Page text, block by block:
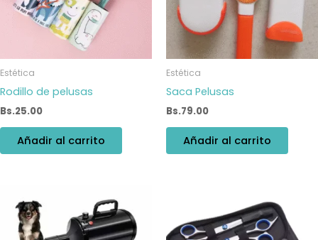
Estética
Rodillo de pelusas
Bs.25.00
Añadir al carrito
Estética
Saca Pelusas
Bs.79.00
Añadir al carrito